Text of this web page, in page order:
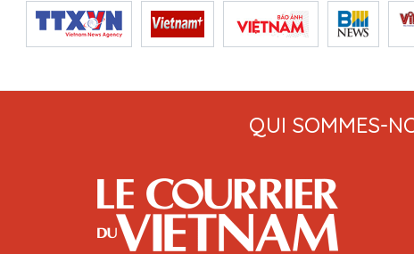
QUI SOMMES-